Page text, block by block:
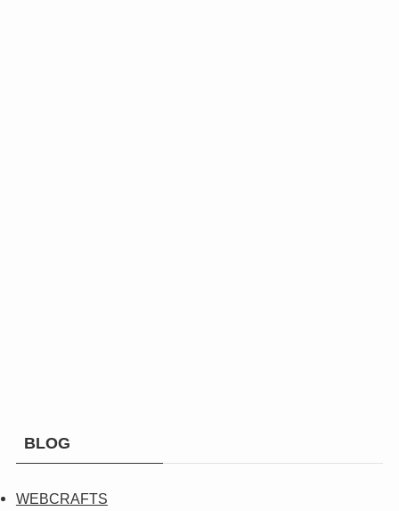
BLOG
WEBCRAFTS